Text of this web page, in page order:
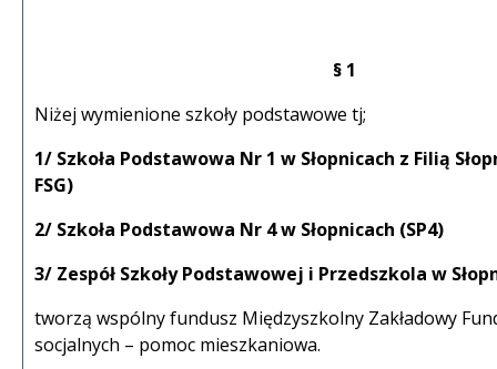
§ 1
Niżej wymienione szkoły podstawowe tj;
1/ Szkoła Podstawowa Nr 1 w Słopnicach z Filią
FSG)
2/ Szkoła Podstawowa Nr 4 w Słopnicach (SP4)
3/ Zespół Szkoły Podstawowej i Przedszkola w
tworzą wspólny fundusz Międzyszkolny Zakładowy
socjalnych – pomoc mieszkaniowa.